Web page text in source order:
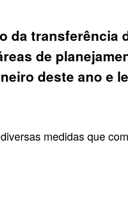
da transferência
de
deste ano e
medidas que